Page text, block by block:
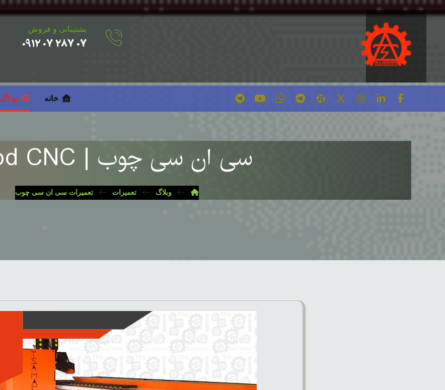
پشتیبانی و فروش
۰۷ ۲۸۷ ۰۷ ۰۹۱۲
خانه وبلاگ
سی ان سی چوب | wood CNC
وبلاگ تعمیرات تعمیرات سی ان سی چوب